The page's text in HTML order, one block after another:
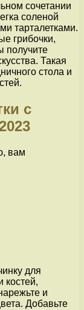
сочетании
соленой
тарталетками.
грибочки,
получите
Такая
стола и
с
вам
для
костей,
и
Добавьте